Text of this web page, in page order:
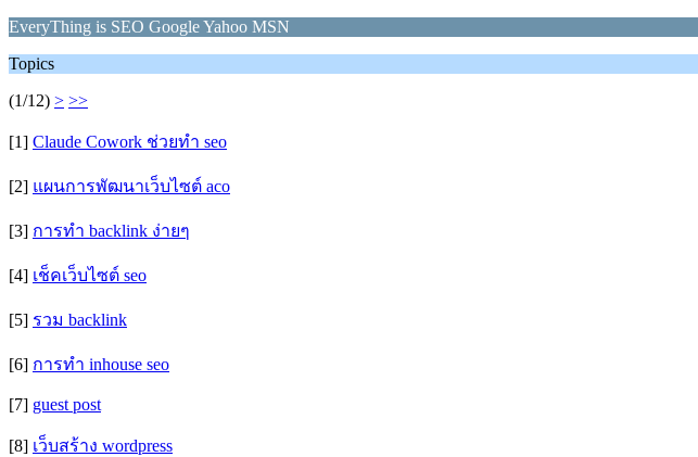
EveryThing is SEO Google Yahoo MSN
Topics
(1/12) > >>
[1] Claude Cowork ช่วยทำ seo
[2] แผนการพัฒนาเว็บไซต์ aco
[3] การทำ backlink ง่ายๆ
[4] เช็คเว็บไซต์ seo
[5] รวม backlink
[6] การทำ inhouse seo
[7] guest post
[8] เว็บสร้าง wordpress